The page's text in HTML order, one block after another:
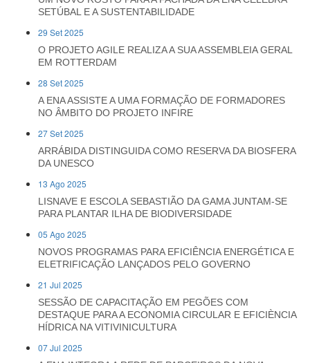
SETÚBAL E A SUSTENTABILIDADE
29 Set 2025
O PROJETO AGILE REALIZA A SUA ASSEMBLEIA GERAL
EM ROTTERDAM
28 Set 2025
A ENA ASSISTE A UMA FORMAÇÃO DE FORMADORES
NO ÂMBITO DO PROJETO INFIRE
27 Set 2025
ARRÁBIDA DISTINGUIDA COMO RESERVA DA BIOSFERA
DA UNESCO
13 Ago 2025
LISNAVE E ESCOLA SEBASTIÃO DA GAMA JUNTAM-SE
PARA PLANTAR ILHA DE BIODIVERSIDADE
05 Ago 2025
NOVOS PROGRAMAS PARA EFICIÊNCIA ENERGÉTICA E
ELETRIFICAÇÃO LANÇADOS PELO GOVERNO
21 Jul 2025
SESSÃO DE CAPACITAÇÃO EM PEGÕES COM
DESTAQUE PARA A ECONOMIA CIRCULAR E EFICIÈNCIA
HÍDRICA NA VITIVINICULTURA
07 Jul 2025